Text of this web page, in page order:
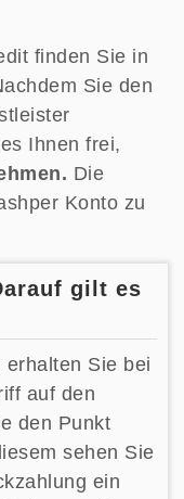
finden Sie in
Sie den
Ihnen frei,
Die
Konto zu
gilt es
Sie bei
auf den
den Punkt
sehen Sie
ein